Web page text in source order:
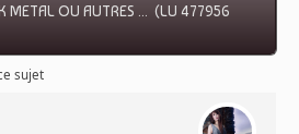
METAL OU AUTRES ... (LU 477956
sujet